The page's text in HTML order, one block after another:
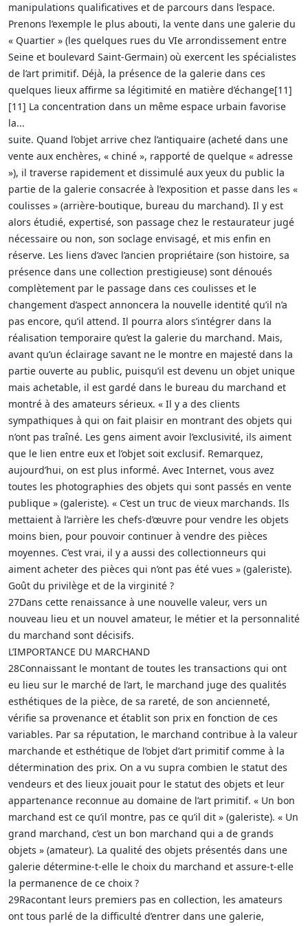
manipulations qualificatives et de parcours dans l’espace.
Prenons l’exemple le plus abouti, la vente dans une galerie du
« Quartier » (les quelques rues du VIe arrondissement entre
Seine et boulevard Saint-Germain) où exercent les spécialistes
de l’art primitif. Déjà, la présence de la galerie dans ces
quelques lieux affirme sa légitimité en matière d’échange[11]
[11] La concentration dans un même espace urbain favorise
la...
suite. Quand l’objet arrive chez l’antiquaire (acheté dans une
vente aux enchères, « chiné », rapporté de quelque « adresse
»), il traverse rapidement et dissimulé aux yeux du public la
partie de la galerie consacrée à l’exposition et passe dans les «
coulisses » (arrière-boutique, bureau du marchand). Il y est
alors étudié, expertisé, son passage chez le restaurateur jugé
nécessaire ou non, son soclage envisagé, et mis enfin en
réserve. Les liens d’avec l’ancien propriétaire (son histoire, sa
présence dans une collection prestigieuse) sont dénoués
complètement par le passage dans ces coulisses et le
changement d’aspect annoncera la nouvelle identité qu’il n’a
pas encore, qu’il attend. Il pourra alors s’intégrer dans la
réalisation temporaire qu’est la galerie du marchand. Mais,
avant qu’un éclairage savant ne le montre en majesté dans la
partie ouverte au public, puisqu’il est devenu un objet unique
mais achetable, il est gardé dans le bureau du marchand et
montré à des amateurs sérieux. « Il y a des clients
sympathiques à qui on fait plaisir en montrant des objets qui
n’ont pas traîné. Les gens aiment avoir l’exclusivité, ils aiment
que le lien entre eux et l’objet soit exclusif. Remarquez,
aujourd’hui, on est plus informé. Avec Internet, vous avez
toutes les photographies des objets qui sont passés en vente
publique » (galeriste). « C’est un truc de vieux marchands. Ils
mettaient à l’arrière les chefs-d’œuvre pour vendre les objets
moins bien, pour pouvoir continuer à vendre des pièces
moyennes. C’est vrai, il y a aussi des collectionneurs qui
aiment acheter des pièces qui n’ont pas été vues » (galeriste).
Goût du privilège et de la virginité ?
27Dans cette renaissance à une nouvelle valeur, vers un
nouveau lieu et un nouvel amateur, le métier et la personnalité
du marchand sont décisifs.
L’IMPORTANCE DU MARCHAND
28Connaissant le montant de toutes les transactions qui ont
eu lieu sur le marché de l’art, le marchand juge des qualités
esthétiques de la pièce, de sa rareté, de son ancienneté,
vérifie sa provenance et établit son prix en fonction de ces
variables. Par sa réputation, le marchand contribue à la valeur
marchande et esthétique de l’objet d’art primitif comme à la
détermination des prix. On a vu supra combien le statut des
vendeurs et des lieux jouait pour le statut des objets et leur
appartenance reconnue au domaine de l’art primitif. « Un bon
marchand est ce qu’il montre, pas ce qu’il dit » (galeriste). « Un
grand marchand, c’est un bon marchand qui a de grands
objets » (amateur). La qualité des objets présentés dans une
galerie détermine-t-elle le choix du marchand et assure-t-elle
la permanence de ce choix ?
29Racontant leurs premiers pas en collection, les amateurs
ont tous parlé de la difficulté d’entrer dans une galerie,